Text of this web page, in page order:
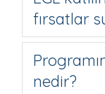
fırsatlar
nedir?